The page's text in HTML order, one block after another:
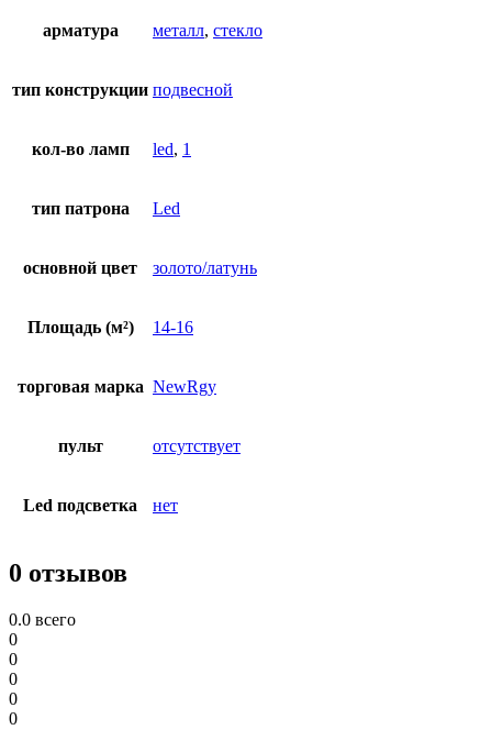
арматура металл, стекло
тип конструкции подвесной
кол-во ламп led, 1
тип патрона Led
основной цвет золото/латунь
Площадь (м²) 14-16
торговая марка NewRgy
пульт отсутствует
Led подсветка нет
0 отзывов
0.0 всего
0
0
0
0
0